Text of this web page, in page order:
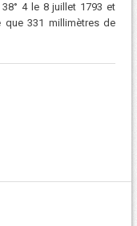
4 le 8 juillet 1793 et
que 331 millimètres de